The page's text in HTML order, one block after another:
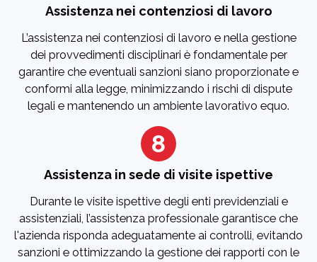
Assistenza nei contenziosi di lavoro
L’assistenza nei contenziosi di lavoro e nella gestione
dei provvedimenti disciplinari è fondamentale per
garantire che eventuali sanzioni siano proporzionate e
conformi alla legge, minimizzando i rischi di dispute
legali e mantenendo un ambiente lavorativo equo.
8
Assistenza in sede di visite ispettive
Durante le visite ispettive degli enti previdenziali e
assistenziali, l’assistenza professionale garantisce che
l'azienda risponda adeguatamente ai controlli, evitando
sanzioni e ottimizzando la gestione dei rapporti con le